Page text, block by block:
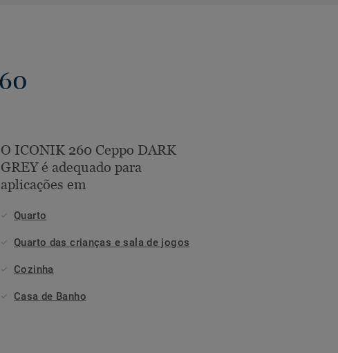
O ICONIK 260 Ceppo DARK
GREY é adequado para
aplicações em
Quarto
Quarto das crianças e sala de jogos
Cozinha
Casa de Banho